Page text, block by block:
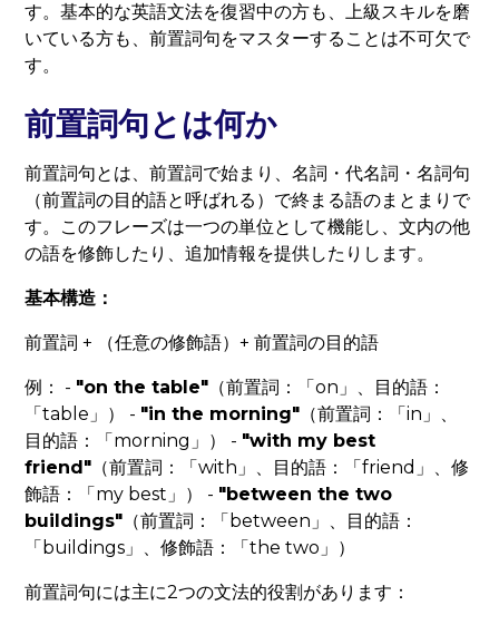
す。基本的な英語文法を復習中の方も、上級スキルを磨
いている方も、前置詞句をマスターすることは不可欠で
す。
前置詞句とは何か
前置詞句とは、前置詞で始まり、名詞・代名詞・名詞句
（前置詞の目的語と呼ばれる）で終まる語のまとまりで
す。このフレーズは一つの単位として機能し、文内の他
の語を修飾したり、追加情報を提供したりします。
基本構造：
前置詞 + （任意の修飾語）+ 前置詞の目的語
例： - "on the table" （前置詞：「on」、目的語：
「table」） - "in the morning" （前置詞：「in」、
目的語：「morning」） - "with my best
friend" （前置詞：「with」、目的語：「friend」、修
飾語：「my best」） - "between the two
buildings" （前置詞：「between」、目的語：
「buildings」、修飾語：「the two」）
前置詞句には主に2つの文法的役割があります：